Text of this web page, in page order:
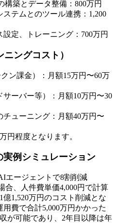
構築とデータ整備：800万円
ステムとのツール連携：1,200
設定、トレーニング：700万円
ングコスト）
ン課金）：月額15万円〜60万
サーバー等）：月額10万円〜30
チューニング：月額40万円〜
円程度となります。
例シミュレーション
エージェントで8割削減
合、人件費単価4,000円で計算
1,520万円のコスト削減とな
費で合計5,000万円かかった
が可能であり、2年目以降は年